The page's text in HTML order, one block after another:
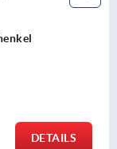
Griffschenkel,
DETAILS